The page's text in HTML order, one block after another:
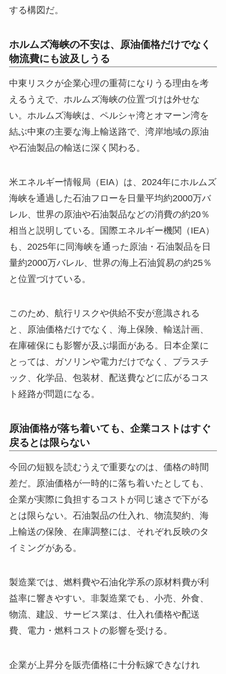
する構図だ。
ホルムズ海峡の不安は、原油価格だけでなく
物流費にも波及しうる
中東リスクが企業心理の重荷になりうる理由を考
えるうえで、ホルムズ海峡の位置づけは外せな
い。ホルムズ海峡は、ペルシャ湾とオマーン湾を
結ぶ中東の主要な海上輸送路で、湾岸地域の原油
や石油製品の輸送に深く関わる。
米エネルギー情報局（EIA）は、2024年にホルムズ
海峡を通過した石油フローを日量平均約2000万バ
レル、世界の原油や石油製品などの消費の約20％
相当と説明している。国際エネルギー機関（IEA）
も、2025年に同海峡を通った原油・石油製品を日
量約2000万バレル、世界の海上石油貿易の約25％
と位置づけている。
このため、航行リスクや供給不安が意識される
と、原油価格だけでなく、海上保険、輸送計画、
在庫確保にも影響が及ぶ場面がある。日本企業に
とっては、ガソリンや電力だけでなく、プラスチ
ック、化学品、包装材、配送費などに広がるコス
ト経路が問題になる。
原油価格が落ち着いても、企業コストはすぐ
戻るとは限らない
今回の短観を読むうえで重要なのは、価格の時間
差だ。原油価格が一時的に落ち着いたとしても、
企業が実際に負担するコストが同じ速さで下がる
とは限らない。石油製品の仕入れ、物流契約、海
上輸送の保険、在庫調整には、それぞれ反映のタ
イミングがある。
製造業では、燃料費や石油化学系の原材料費が利
益率に響きやすい。非製造業でも、小売、外食、
物流、建設、サービス業は、仕入れ価格や配送
費、電力・燃料コストの影響を受ける。
企業が上昇分を販売価格に十分転嫁できなけれ